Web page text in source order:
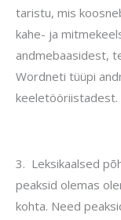
taristu, mis
kahe- ja
andmebaasidest,
Wordneti tüüpi
keeletööriistadest.
3. Leksikaalsed
peaksid olemas
kohta. Need